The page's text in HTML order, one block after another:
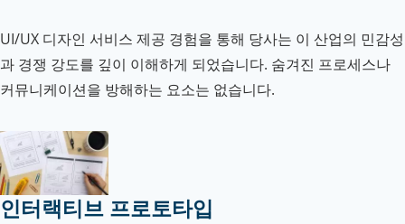
UI/UX 디자인 서비스 제공 경험을 통해 당사는 이 산업의 민감성
과 경쟁 강도를 깊이 이해하게 되었습니다. 숨겨진 프로세스나
커뮤니케이션을 방해하는 요소는 없습니다.
인터랙티브 프로토타입